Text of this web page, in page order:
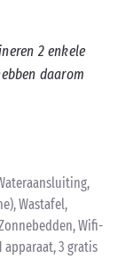
2 enkele
daarom
Wastafel,
Wifi-
apparaat, 3 gratis